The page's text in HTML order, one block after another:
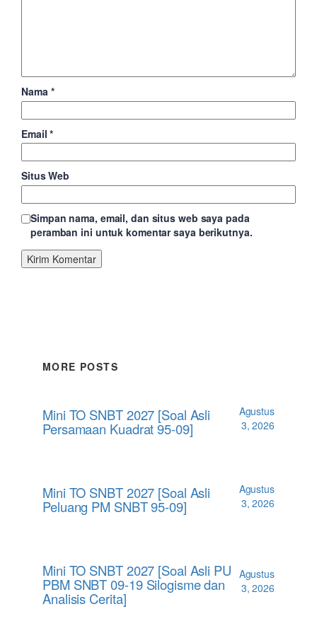
Nama *
Email*
Situs Web
Simpan nama, email, dan situs web saya pada
peramban ini untuk komentar saya berikutnya.
MORE POSTS
Mini TO SNBT 2027 [Soal Asli
Persamaan Kuadrat 95-09]
Agustus
3, 2026
Mini TO SNBT 2027 [Soal Asli
Peluang PM SNBT 95-09]
Agustus
3, 2026
Mini TO SNBT 2027 [Soal Asli PU
PBM SNBT 09-19 Silogisme dan
Analisis Cerita]
Agustus
3, 2026